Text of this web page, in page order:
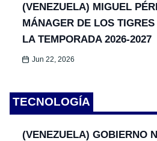
(VENEZUELA) MIGUEL
MÁNAGER DE LOS
LA TEMPORADA 2026-2027
Jun 22, 2026
TECNOLOGÍA
(VENEZUELA) GOBIERNO